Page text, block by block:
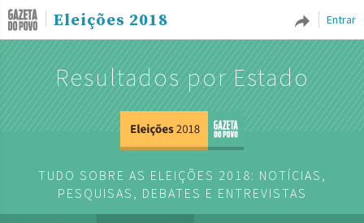
Entrar
Eleições 2018
Resultados por Estado
TUDO SOBRE AS ELEIÇÕES 2018: NOTÍCIAS,
PESQUISAS, DEBATES E ENTREVISTAS